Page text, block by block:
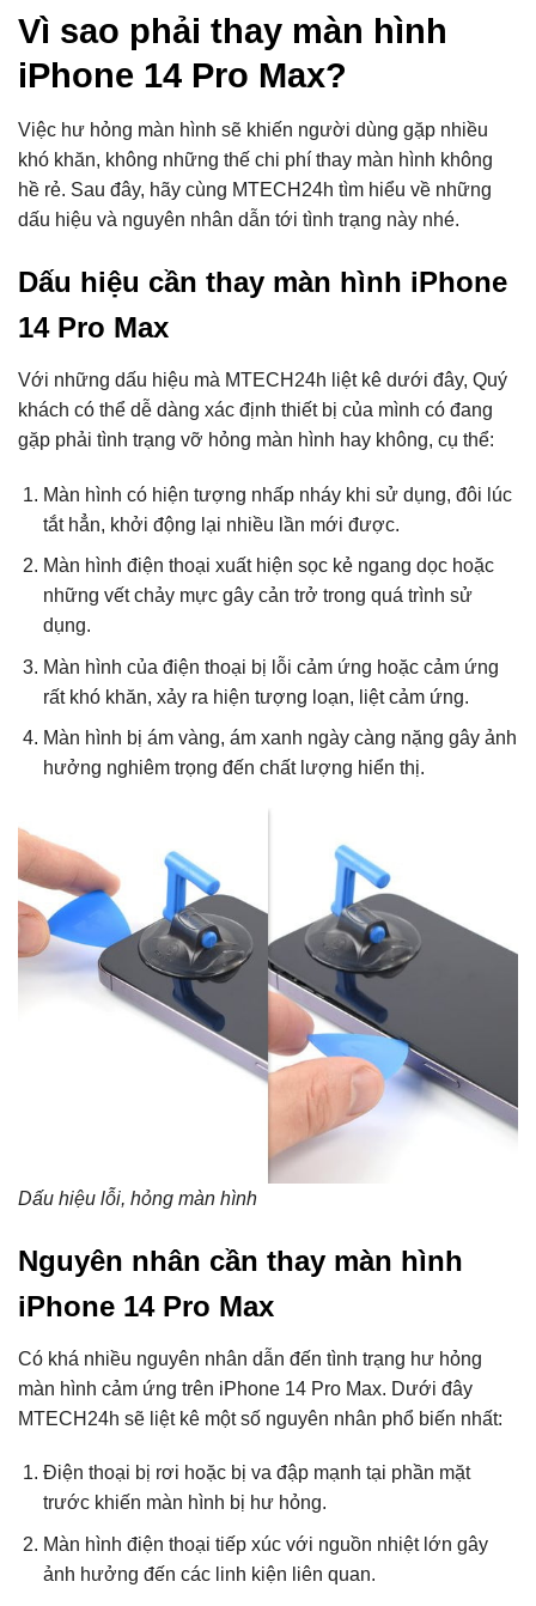
Vì sao phải thay màn hình
iPhone 14 Pro Max?
Việc hư hỏng màn hình sẽ khiến người dùng gặp nhiều
khó khăn, không những thế chi phí thay màn hình không
hề rẻ. Sau đây, hãy cùng MTECH24h tìm hiểu về những
dấu hiệu và nguyên nhân dẫn tới tình trạng này nhé.
Dấu hiệu cần thay màn hình iPhone
14 Pro Max
Với những dấu hiệu mà MTECH24h liệt kê dưới đây, Quý
khách có thể dễ dàng xác định thiết bị của mình có đang
gặp phải tình trạng vỡ hỏng màn hình hay không, cụ thể:
Màn hình có hiện tượng nhấp nháy khi sử dụng, đôi lúc
tắt hẳn, khởi động lại nhiều lần mới được.
Màn hình điện thoại xuất hiện sọc kẻ ngang dọc hoặc
những vết chảy mực gây cản trở trong quá trình sử
dụng.
Màn hình của điện thoại bị lỗi cảm ứng hoặc cảm ứng
rất khó khăn, xảy ra hiện tượng loạn, liệt cảm ứng.
Màn hình bị ám vàng, ám xanh ngày càng nặng gây ảnh
hưởng nghiêm trọng đến chất lượng hiển thị.
Dấu hiệu lỗi, hỏng màn hình
Nguyên nhân cần thay màn hình
iPhone 14 Pro Max
Có khá nhiều nguyên nhân dẫn đến tình trạng hư hỏng
màn hình cảm ứng trên iPhone 14 Pro Max. Dưới đây
MTECH24h sẽ liệt kê một số nguyên nhân phổ biến nhất:
Điện thoại bị rơi hoặc bị va đập mạnh tại phần mặt
trước khiến màn hình bị hư hỏng.
Màn hình điện thoại tiếp xúc với nguồn nhiệt lớn gây
ảnh hưởng đến các linh kiện liên quan.